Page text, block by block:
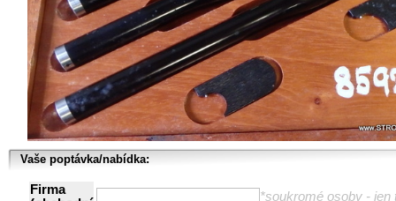
Vaše poptávka/nabídka:
Firma
*soukromé osoby - jen